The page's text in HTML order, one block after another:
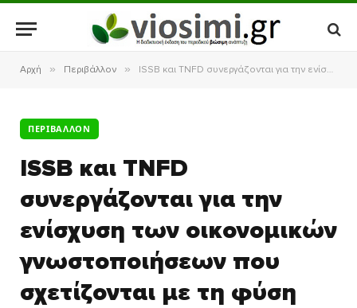
Αρχή » Περιβάλλον » ISSB και TNFD συνεργάζονται για την ενίσχυση των οικονομικών γνωστοποιήσεων που σχετίζονται με τη φύση
ΠΕΡΙΒΆΛΛΟΝ
ISSB και TNFD
συνεργάζονται για την
ενίσχυση των οικονομικών
γνωστοποιήσεων που
σχετίζονται με τη φύση